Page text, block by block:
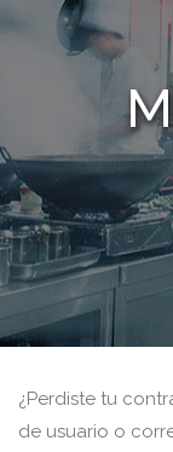
¿Perdiste tu
de usuario o